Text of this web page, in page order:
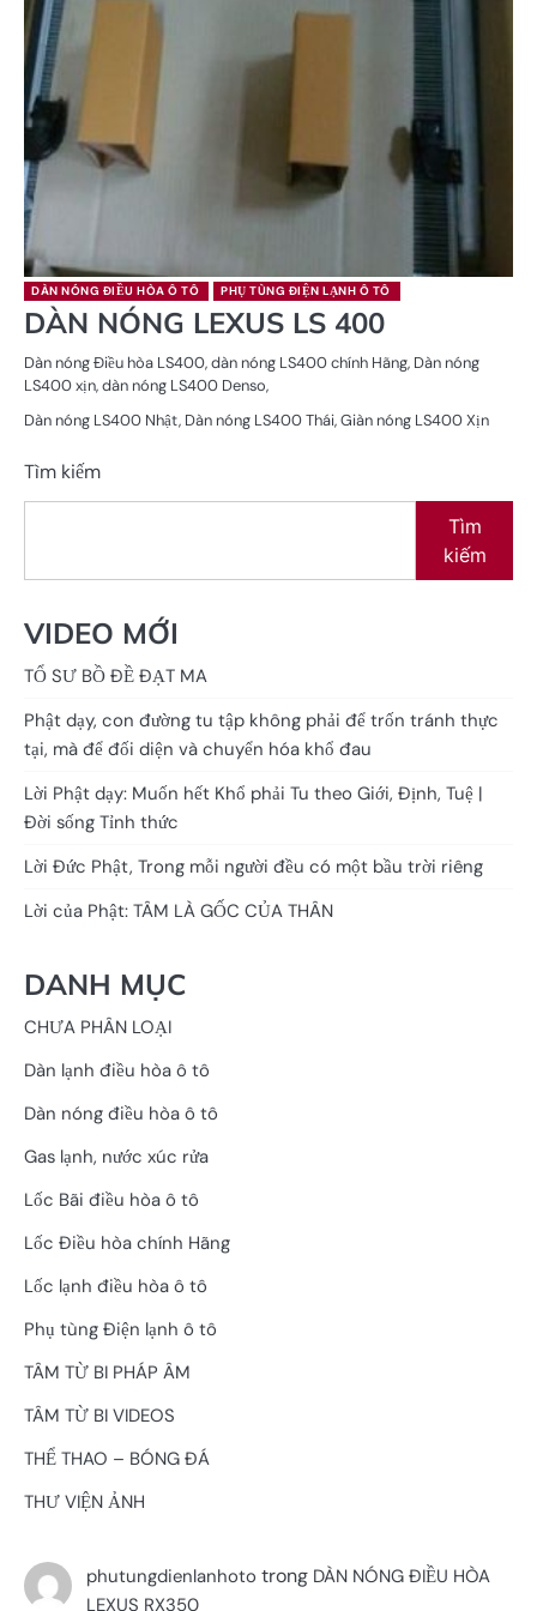
DÀN NÓNG ĐIỀU HÒA Ô TÔ PHỤ TÙNG ĐIỆN LẠNH Ô TÔ
DÀN NÓNG LEXUS LS 400
Dàn nóng Điều hòa LS400, dàn nóng LS400 chính Hãng, Dàn nóng
LS400 xịn, dàn nóng LS400 Denso,
Dàn nóng LS400 Nhật, Dàn nóng LS400 Thái, Giàn nóng LS400 Xịn
Tìm kiếm
Tìm
kiếm
VIDEO MỚI
TỔ SƯ BỒ ĐỀ ĐẠT MA
Phật dạy, con đường tu tập không phải để trốn tránh thực
tại, mà để đối diện và chuyển hóa khổ đau
Lời Phật dạy: Muốn hết Khổ phải Tu theo Giới, Định, Tuệ |
Đời sống Tỉnh thức
Lời Đức Phật, Trong mỗi người đều có một bầu trời riêng
Lời của Phật: TÂM LÀ GỐC CỦA THÂN
DANH MỤC
CHƯA PHÂN LOẠI
Dàn lạnh điều hòa ô tô
Dàn nóng điều hòa ô tô
Gas lạnh, nước xúc rửa
Lốc Bãi điều hòa ô tô
Lốc Điều hòa chính Hãng
Lốc lạnh điều hòa ô tô
Phụ tùng Điện lạnh ô tô
TÂM TỪ BI PHÁP ÂM
TÂM TỪ BI VIDEOS
THỂ THAO – BÓNG ĐÁ
THƯ VIỆN ẢNH
phutungdienlanhoto trong DÀN NÓNG ĐIỀU HÒA
LEXUS RX350